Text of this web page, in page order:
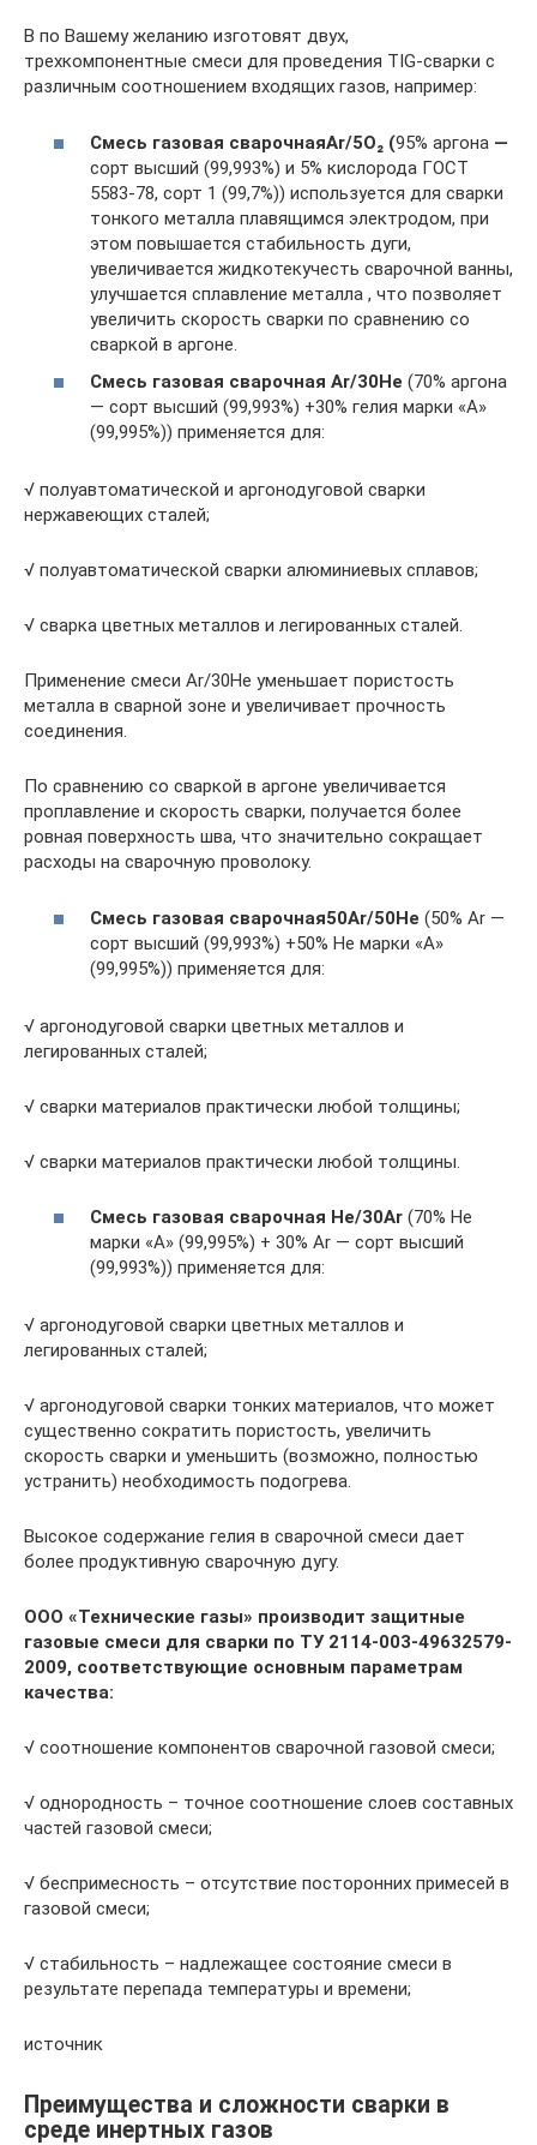
В по Вашему желанию изготовят двух,
трехкомпонентные смеси для проведения TIG-сварки с
различным соотношением входящих газов, например:
Смесь газовая сварочнаяAr/5O₂ (95% аргона —
сорт высший (99,993%) и 5% кислорода ГОСТ
5583-78, сорт 1 (99,7%)) используется для сварки
тонкого металла плавящимся электродом, при
этом повышается стабильность дуги,
увеличивается жидкотекучесть сварочной ванны,
улучшается сплавление металла , что позволяет
увеличить скорость сварки по сравнению со
сваркой в аргоне.
Смесь газовая сварочная Ar/30He (70% аргона
— сорт высший (99,993%) +30% гелия марки «А»
(99,995%)) применяется для:
√ полуавтоматической и аргонодуговой сварки
нержавеющих сталей;
√ полуавтоматической сварки алюминиевых сплавов;
√ сварка цветных металлов и легированных сталей.
Применение смеси Ar/30He уменьшает пористость
металла в сварной зоне и увеличивает прочность
соединения.
По сравнению со сваркой в аргоне увеличивается
проплавление и скорость сварки, получается более
ровная поверхность шва, что значительно сокращает
расходы на сварочную проволоку.
Смесь газовая сварочная50Ar/50He (50% Ar —
сорт высший (99,993%) +50% He марки «А»
(99,995%)) применяется для:
√ аргонодуговой сварки цветных металлов и
легированных сталей;
√ сварки материалов практически любой толщины;
√ сварки материалов практически любой толщины.
Смесь газовая сварочная He/30Ar (70% He
марки «А» (99,995%) + 30% Ar — сорт высший
(99,993%)) применяется для:
√ аргонодуговой сварки цветных металлов и
легированных сталей;
√ аргонодуговой сварки тонких материалов, что может
существенно сократить пористость, увеличить
скорость сварки и уменьшить (возможно, полностью
устранить) необходимость подогрева.
Высокое содержание гелия в сварочной смеси дает
более продуктивную сварочную дугу.
ООО «Технические газы» производит защитные
газовые смеси для сварки по ТУ 2114-003-49632579-
2009, соответствующие основным параметрам
качества:
√ соотношение компонентов сварочной газовой смеси;
√ однородность – точное соотношение слоев составных
частей газовой смеси;
√ беспримесность – отсутствие посторонних примесей в
газовой смеси;
√ стабильность – надлежащее состояние смеси в
результате перепада температуры и времени;
источник
Преимущества и сложности сварки в
среде инертных газов